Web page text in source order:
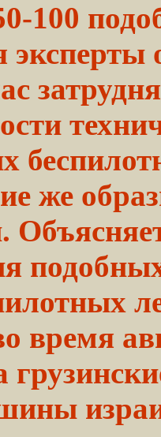
100
же
время